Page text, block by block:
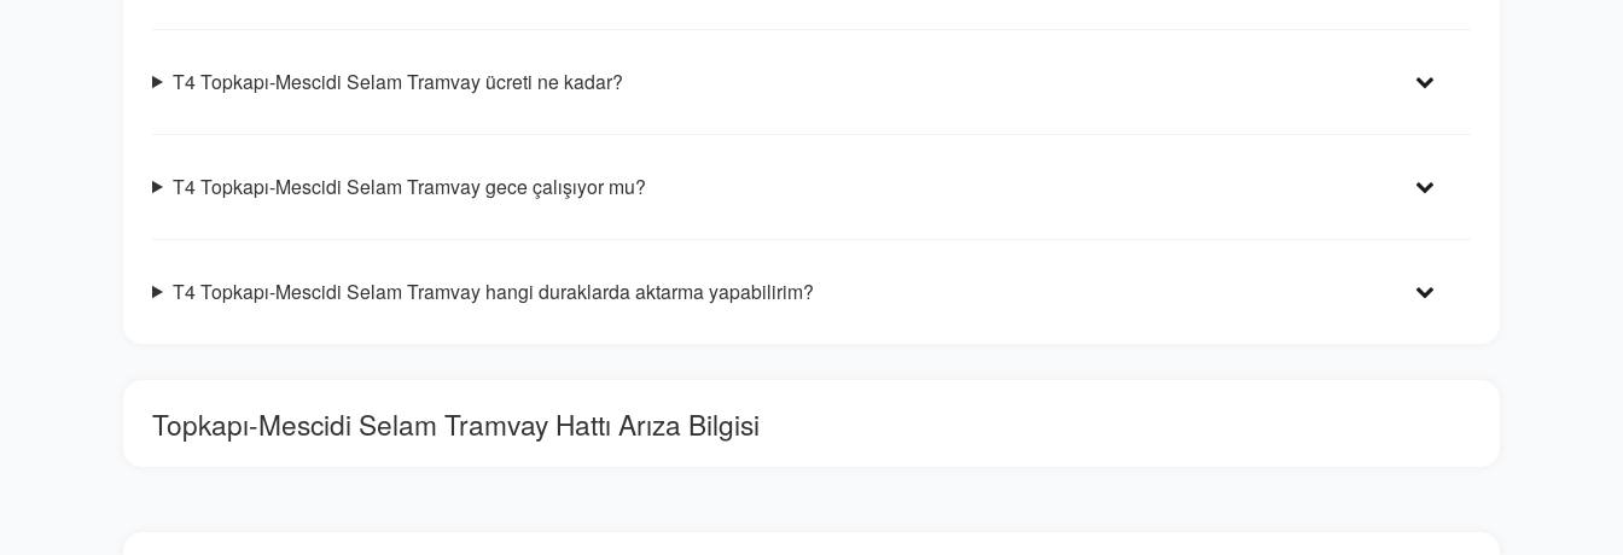
T4 Topkapı-Mescidi Selam Tramvay ücreti ne kadar?
T4 Topkapı-Mescidi Selam Tramvay gece çalışıyor mu?
T4 Topkapı-Mescidi Selam Tramvay hangi duraklarda aktarma yapabilirim?
Topkapı-Mescidi Selam Tramvay Hattı Arıza Bilgisi